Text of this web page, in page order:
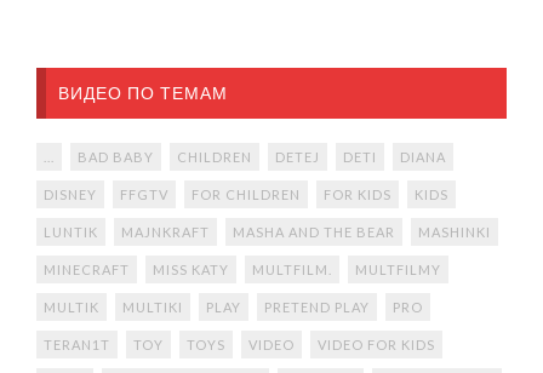
ВИДЕО ПО ТЕМАМ
BAD BABY CHILDREN DETEJ DETI DIANA
DISNEY FFGTV FOR CHILDREN FOR KIDS KIDS
LUNTIK MAJNKRAFT MASHA AND THE BEAR MASHINKI
MINECRAFT MISS KATY MULTFILM. MULTFILMY
MULTIK MULTIKI PLAY PRETEND PLAY PRO
TERAN1T TOY TOYS VIDEO VIDEO FOR KIDS